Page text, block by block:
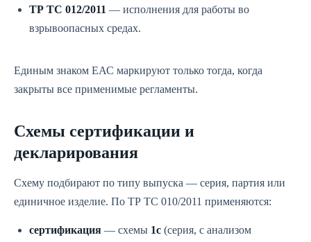
ТР ТС 012/2011 — исполнения для работы во
взрывоопасных средах.
Единым знаком ЕАС маркируют только тогда, когда
закрыты все применимые регламенты.
Схемы сертификации и
декларирования
Схему подбирают по типу выпуска — серия, партия или
единичное изделие. По ТР ТС 010/2011 применяются:
сертификация — схемы 1с (серия, с анализом